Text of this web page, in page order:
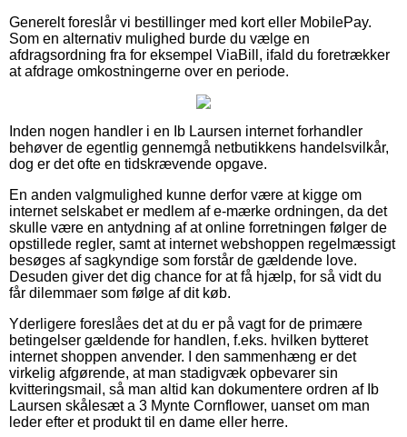
Generelt foreslår vi bestillinger med kort eller MobilePay.
Som en alternativ mulighed burde du vælge en
afdragsordning fra for eksempel ViaBill, ifald du foretrækker
at afdrage omkostningerne over en periode.
Inden nogen handler i en Ib Laursen internet forhandler
behøver de egentlig gennemgå netbutikkens handelsvilkår,
dog er det ofte en tidskrævende opgave.
En anden valgmulighed kunne derfor være at kigge om
internet selskabet er medlem af e-mærke ordningen, da det
skulle være en antydning af at online forretningen følger de
opstillede regler, samt at internet webshoppen regelmæssigt
besøges af sagkyndige som forstår de gældende love.
Desuden giver det dig chance for at få hjælp, for så vidt du
får dilemmaer som følge af dit køb.
Yderligere foreslåes det at du er på vagt for de primære
betingelser gældende for handlen, f.eks. hvilken bytteret
internet shoppen anvender. I den sammenhæng er det
virkelig afgørende, at man stadigvæk opbevarer sin
kvitteringsmail, så man altid kan dokumentere ordren af Ib
Laursen skålesæt a 3 Mynte Cornflower, uanset om man
leder efter et produkt til en dame eller herre.